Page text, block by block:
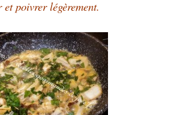
et poivrer légèrement.